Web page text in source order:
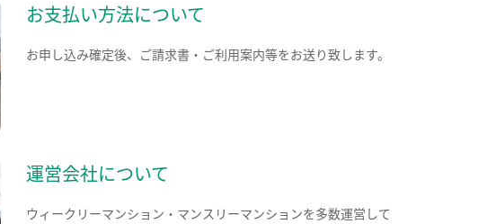
お支払い方法について
お申し込み確定後、ご請求書・ご利用案内等をお送り致します。
運営会社について
ウィークリーマンション・マンスリーマンションを多数運営して